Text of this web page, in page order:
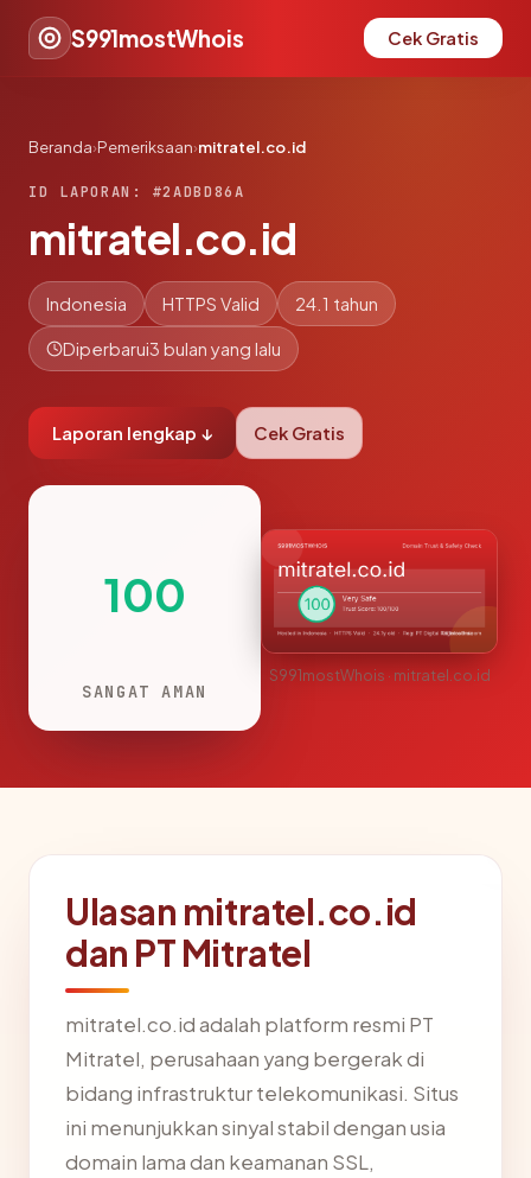
S991mostWhois Cek Gratis
Beranda›Pemeriksaan›mitratel.co.id
ID LAPORAN: #2ADBD86A
mitratel.co.id
Indonesia HTTPS Valid 24.1 tahun
Diperbarui3 bulan yang lalu
Laporan lengkap ↓ Cek Gratis
100
SANGAT AMAN
S991mostWhois · mitratel.co.id
Ulasan mitratel.co.id
dan PT Mitratel
mitratel.co.id adalah platform resmi PT
Mitratel, perusahaan yang bergerak di
bidang infrastruktur telekomunikasi. Situs
ini menunjukkan sinyal stabil dengan usia
domain lama dan keamanan SSL,